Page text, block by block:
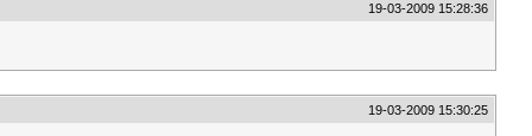
19-03-2009 15:28:36
19-03-2009 15:30:25